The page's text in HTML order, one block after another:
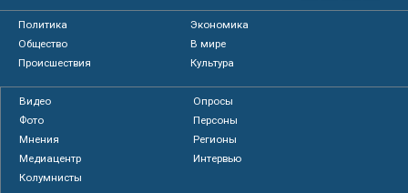
Политика
Экономика
Общество
В мире
Происшествия
Культура
Видео
Опросы
Фото
Персоны
Мнения
Регионы
Медиацентр
Интервью
Колумнисты